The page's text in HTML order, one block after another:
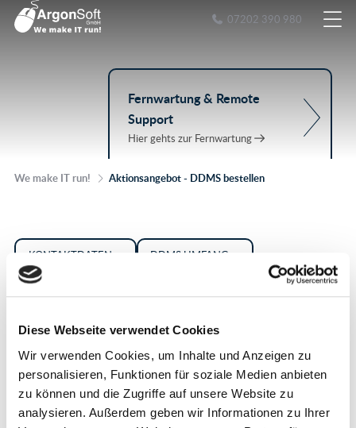
Diese Webseite verwendet Cookies
Wir verwenden Cookies, um Inhalte und Anzeigen zu
personalisieren, Funktionen für soziale Medien anbieten
zu können und die Zugriffe auf unsere Website zu
analysieren. Außerdem geben wir Informationen zu Ihrer
07202 390 980
Fernwartung & Remote
Support
Hier gehts zur Fernwartung
We make IT run! Aktionsangebot - DDMS bestellen
KONTAKTDATEN
DDMS UMFANG
Vorname & Nachname
Emailadresse*
Straße und Hausnummer*